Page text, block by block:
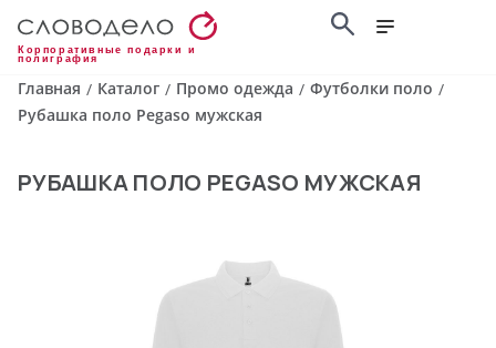
Корпоративные подарки и
полиграфия
Главная / Каталог / Промо одежда / Футболки поло /
Рубашка поло Pegaso мужская
РУБАШКА ПОЛО PEGASO МУЖСКАЯ